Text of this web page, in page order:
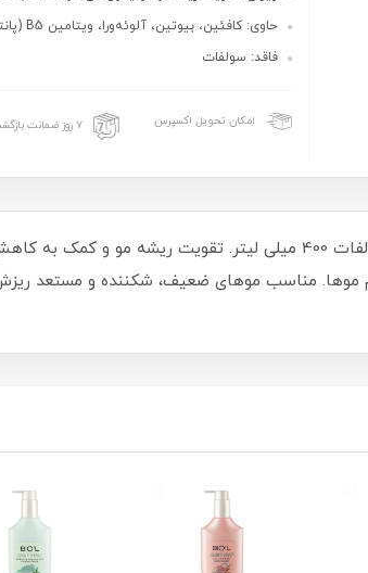
حاوی: کافئین، بیوتین، آلوئه‌ورا، ویتامین B5 (پانتنول)، ع...
فاقد: سولفات
امکان تحویل اکسپرس ۷ روز ضمانت بازگشت
موها. مناسب موهای ضعیف، شکننده و مستعد